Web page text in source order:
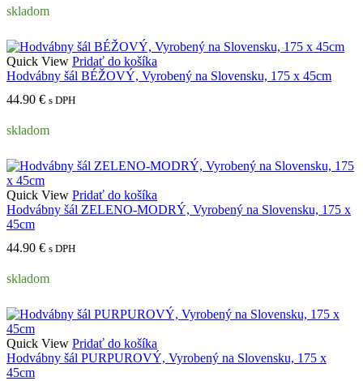
skladom
Quick View Pridať do košíka
Hodvábny šál BÉŽOVÝ, Vyrobený na Slovensku, 175 x 45cm
44.90 € s DPH
skladom
Quick View Pridať do košíka
Hodvábny šál ZELENO-MODRÝ, Vyrobený na Slovensku, 175 x
45cm
44.90 € s DPH
skladom
Quick View Pridať do košíka
Hodvábny šál PURPUROVÝ, Vyrobený na Slovensku, 175 x
45cm